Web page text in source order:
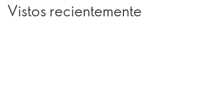
Vistos recientemente